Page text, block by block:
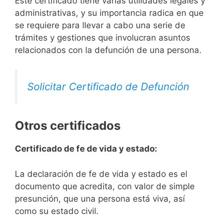
administrativas, y su importancia radica en que
se requiere para llevar a cabo una serie de
trámites y gestiones que involucran asuntos
relacionados con la defunción de una persona.
Solicitar Certificado de Defunción
Otros certificados
Certificado de fe de vida y estado:
La declaración de fe de vida y estado es el
documento que acredita, con valor de simple
presunción, que una persona está viva, así
como su estado civil.